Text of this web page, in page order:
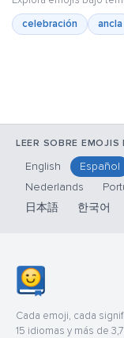
celebración
ancla
LEER SOBRE
English Español
Nederlands
日本語
한국어
Cada emoji, cada
15 idiomas y más de